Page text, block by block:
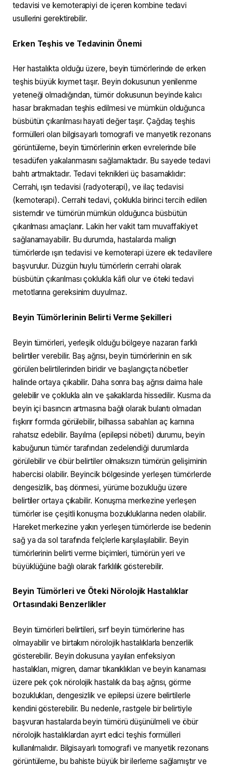
tedavisi ve kemoterapiyi de içeren kombine tedavi
usullerini gerektirebilir.
Erken Teşhis ve Tedavinin Önemi
Her hastalıkta olduğu üzere, beyin tümörlerinde de erken
teşhis büyük kıymet taşır. Beyin dokusunun yenilenme
yeteneği olmadığından, tümör dokusunun beyinde kalıcı
hasar bırakmadan teşhis edilmesi ve mümkün olduğunca
büsbütün çıkarılması hayati değer taşır. Çağdaş teşhis
formülleri olan bilgisayarlı tomografi ve manyetik rezonans
görüntüleme, beyin tümörlerinin erken evrelerinde bile
tesadüfen yakalanmasını sağlamaktadır. Bu sayede tedavi
bahtı artmaktadır. Tedavi teknikleri üç basamaklıdır:
Cerrahi, ışın tedavisi (radyoterapi), ve ilaç tedavisi
(kemoterapi). Cerrahi tedavi, çoklukla birinci tercih edilen
sistemdir ve tümörün mümkün olduğunca büsbütün
çıkarılması amaçlanır. Lakin her vakit tam muvaffakiyet
sağlanamayabilir. Bu durumda, hastalarda malign
tümörlerde ışın tedavisi ve kemoterapi üzere ek tedavilere
başvurulur. Düzgün huylu tümörlerin cerrahi olarak
büsbütün çıkarılması çoklukla kâfi olur ve öteki tedavi
metotlarına gereksinim duyulmaz.
Beyin Tümörlerinin Belirti Verme Şekilleri
Beyin tümörleri, yerleşik olduğu bölgeye nazaran farklı
belirtiler verebilir. Baş ağrısı, beyin tümörlerinin en sık
görülen belirtilerinden biridir ve başlangıçta nöbetler
halinde ortaya çıkabilir. Daha sonra baş ağrısı daima hale
gelebilir ve çoklukla alın ve şakaklarda hissedilir. Kusma da
beyin içi basıncın artmasına bağlı olarak bulantı olmadan
fışkırır formda görülebilir, bilhassa sabahları aç karnına
rahatsız edebilir. Bayılma (epilepsi nöbeti) durumu, beyin
kabuğunun tümör tarafından zedelendiği durumlarda
görülebilir ve öbür belirtiler olmaksızın tümörün gelişiminin
habercisi olabilir. Beyincik bölgesinde yerleşen tümörlerde
dengesizlik, baş dönmesi, yürüme bozukluğu üzere
belirtiler ortaya çıkabilir. Konuşma merkezine yerleşen
tümörler ise çeşitli konuşma bozukluklarına neden olabilir.
Hareket merkezine yakın yerleşen tümörlerde ise bedenin
sağ ya da sol tarafında felçlerle karşılaşılabilir. Beyin
tümörlerinin belirti verme biçimleri, tümörün yeri ve
büyüklüğüne bağlı olarak farklılık gösterebilir.
Beyin Tümörleri ve Öteki Nörolojik Hastalıklar
Ortasındaki Benzerlikler
Beyin tümörleri belirtileri, sırf beyin tümörlerine has
olmayabilir ve birtakım nörolojik hastalıklarla benzerlik
gösterebilir. Beyin dokusuna yayılan enfeksiyon
hastalıkları, migren, damar tıkanıklıkları ve beyin kanaması
üzere pek çok nörolojik hastalık da baş ağrısı, görme
bozuklukları, dengesizlik ve epilepsi üzere belirtilerle
kendini gösterebilir. Bu nedenle, rastgele bir belirtiyle
başvuran hastalarda beyin tümörü düşünülmeli ve öbür
nörolojik hastalıklardan ayırt edici teşhis formülleri
kullanılmalıdır. Bilgisayarlı tomografi ve manyetik rezonans
görüntüleme, bu bahiste büyük bir ilerleme sağlamıştır ve